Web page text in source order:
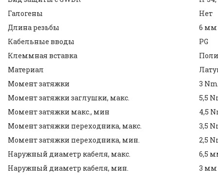
Галогены
Нет
Длина резьбы
6 мм
Кабельные вводы
PG
Клеммная вставка
Материал
Момент затяжки
3 Nm
Момент затяжки заглушки, макс.
5,5
Момент затяжки макс., мин
4,5
Момент затяжки переходника, макс.
3,5
Момент затяжки переходника, мин.
2,5
Наружный диаметр кабеля, макс.
6,5
Наружный диаметр кабеля, мин.
3 мм